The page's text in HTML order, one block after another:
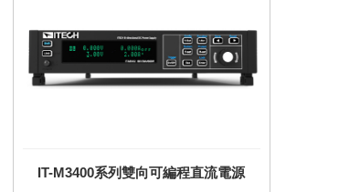
IT-M3400系列雙向可編程直流電源